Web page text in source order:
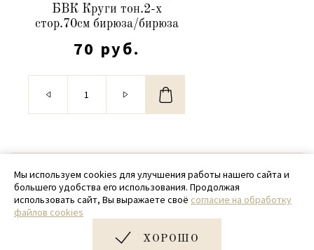
БВК Круги тон.2-х
стор.70см бирюза/бирюза
70 руб.
© 2020 - 2026 SamPack
+ 7 (918) 699-97-87
zakaz@sampack.store
Дизайн и разработка сайта
Мы используем cookies для улучшения работы нашего сайта и
большего удобства его использования. Продолжая
использовать сайт, Вы выражаете своё согласие на обработку
файлов cookies
ХОРОШО